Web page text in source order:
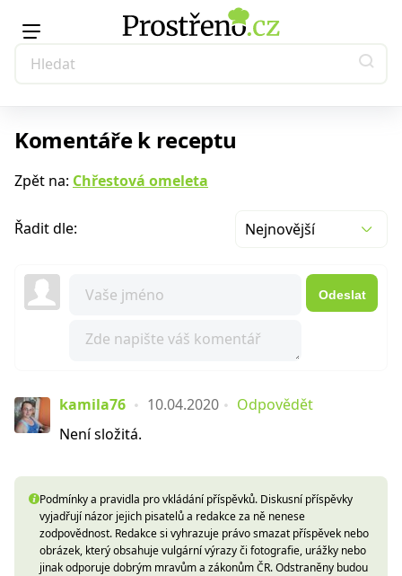
Komentáře k receptu
Zpět na: Chřestová omeleta
Řadit dle: Nejnovější
Odeslat
kamila76 10.04.2020
Odpovědět
Není složitá.
Podmínky a pravidla pro vkládání příspěvků. Diskusní příspěvky
vyjadřují názor jejich pisatelů a redakce za ně nenese
zodpovědnost. Redakce si vyhrazuje právo smazat příspěvek nebo
obrázek, který obsahuje vulgární výrazy či fotografie, urážky nebo
jinak odporuje dobrým mravům a zákonům ČR. Odstraněny budou